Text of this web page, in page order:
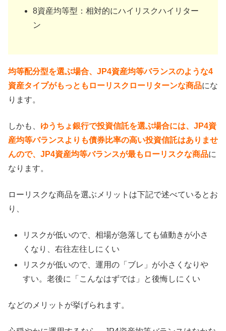
8資産均等型：相対的にハイリスクハイリター
ン
均等配分型を選ぶ場合、JP4資産均等バランスのような4
資産タイプがもっともローリスクローリターンな商品にな
ります。
しかも、 ゆうちょ銀行で投資信託を選ぶ場合には、JP4資
産均等バランスよりも債券比率の高い投資信託はありませ
んので、JP4資産均等バランスが最もローリスクな商品に
なります。
ローリスクな商品を選ぶメリットは下記で述べているとお
り、
リスクが低いので、相場が急落しても値動きが小さ
くなり、右往左往しにくい
リスクが低いので、運用の「ブレ」が小さくなりや
すい。老後に「こんなはずでは」と後悔しにくい
などのメリットが挙げられます。